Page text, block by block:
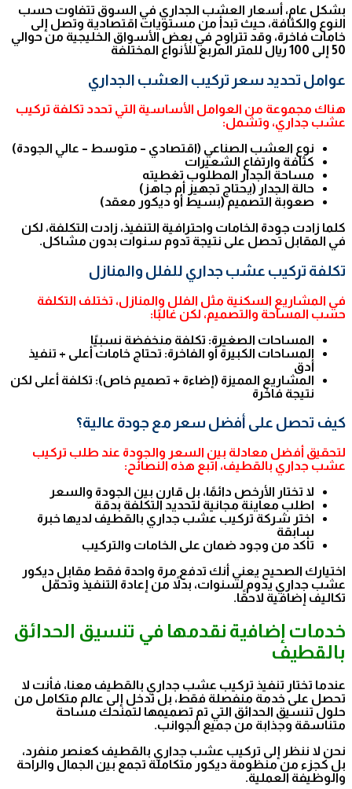
بشكل عام، أسعار العشب الجداري في السوق تتفاوت حسب
النوع والكثافة، حيث تبدأ من مستويات اقتصادية وتصل إلى
خامات فاخرة، وقد تتراوح في بعض الأسواق الخليجية من حوالي
50 إلى 100 ريال للمتر المربع للأنواع المختلفة
عوامل تحديد سعر تركيب العشب الجداري
هناك مجموعة من العوامل الأساسية التي تحدد تكلفة تركيب
عشب جداري، وتشمل:
نوع العشب الصناعي (اقتصادي – متوسط – عالي الجودة)
كثافة وارتفاع الشعيرات
مساحة الجدار المطلوب تغطيته
حالة الجدار (يحتاج تجهيز أم جاهز)
صعوبة التصميم (بسيط أو ديكور معقد)
كلما زادت جودة الخامات واحترافية التنفيذ، زادت التكلفة، لكن
في المقابل تحصل على نتيجة تدوم سنوات بدون مشاكل.
تكلفة تركيب عشب جداري للفلل والمنازل
في المشاريع السكنية مثل الفلل والمنازل، تختلف التكلفة
حسب المساحة والتصميم، لكن غالبًا:
المساحات الصغيرة: تكلفة منخفضة نسبيًا
المساحات الكبيرة أو الفاخرة: تحتاج خامات أعلى + تنفيذ
أدق
المشاريع المميزة (إضاءة + تصميم خاص): تكلفة أعلى لكن
نتيجة فاخرة
كيف تحصل على أفضل سعر مع جودة عالية؟
لتحقيق أفضل معادلة بين السعر والجودة عند طلب تركيب
عشب جداري بالقطيف، اتبع هذه النصائح:
لا تختار الأرخص دائمًا، بل قارن بين الجودة والسعر
اطلب معاينة مجانية لتحديد التكلفة بدقة
اختر شركة تركيب عشب جداري بالقطيف لديها خبرة
سابقة
تأكد من وجود ضمان على الخامات والتركيب
اختيارك الصحيح يعني أنك تدفع مرة واحدة فقط مقابل ديكور
عشب جداري يدوم لسنوات، بدلاً من إعادة التنفيذ وتحمّل
تكاليف إضافية لاحقًا.
خدمات إضافية نقدمها في تنسيق الحدائق
بالقطيف
عندما تختار تنفيذ تركيب عشب جداري بالقطيف معنا، فأنت لا
تحصل على خدمة منفصلة فقط، بل تدخل إلى عالم متكامل من
حلول تنسيق الحدائق التي تم تصميمها لتمنحك مساحة
متناسقة وجذابة من جميع الجوانب.
نحن لا ننظر إلى تركيب عشب جداري بالقطيف كعنصر منفرد،
بل كجزء من منظومة ديكور متكاملة تجمع بين الجمال والراحة
والوظيفة العملية.